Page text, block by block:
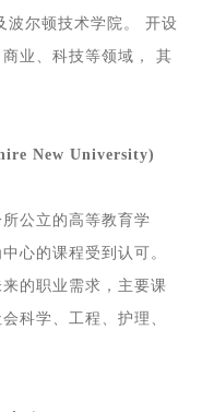
波尔顿技术学院。 开设
业、科技等领域， 其
New University)
公立的高等教育学
心的课程受到认可。
的职业需求，主要课
科学、工程、护理、